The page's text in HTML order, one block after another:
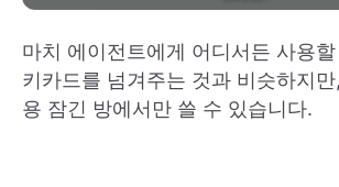
마치 에이전트에게 어디서든 사용
키카드를 넘겨주는 것과 비슷하지
용 잠긴 방에서만 쓸 수 있습니다.